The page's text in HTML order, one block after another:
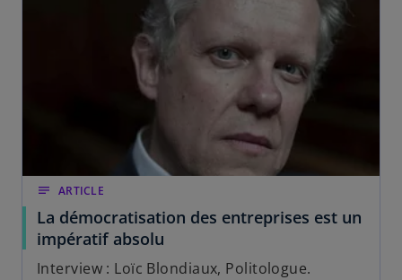
notes ARTICLE
La démocratisation des entreprises est un
impératif absolu
Interview : Loïc Blondiaux, Politologue.